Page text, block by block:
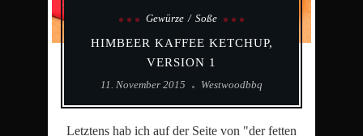
Gewürze Soße
HIMBEER KAFFEE KETCHUP,
VERSION 1
11. November 2015 Westwoodbbq
Letztens hab ich auf der Seite von "der fetten